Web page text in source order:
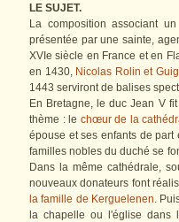
LE SUJET.
La composition associant
présentée par une sainte,
XVIe siècle en France et en
en 1430, Nicolas Rolin et
1443 serviront de balises
En Bretagne, le duc Jean V
thème : le chœur de la
épouse et ses enfants de
familles nobles du duché se
Dans la même cathédrale,
nouveaux donateurs font
la famille de Kerguelenen.
la chapelle ou l'église dans